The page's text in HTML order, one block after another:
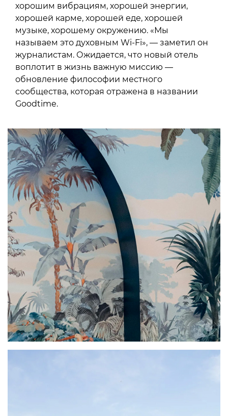
хорошим вибрациям, хорошей энергии,
хорошей карме, хорошей еде, хорошей
музыке, хорошему окружению. «Мы
называем это духовным Wi-Fi», — заметил он
журналистам. Ожидается, что новый отель
воплотит в жизнь важную миссию —
обновление философии местного
сообщества, которая отражена в названии
Goodtime.